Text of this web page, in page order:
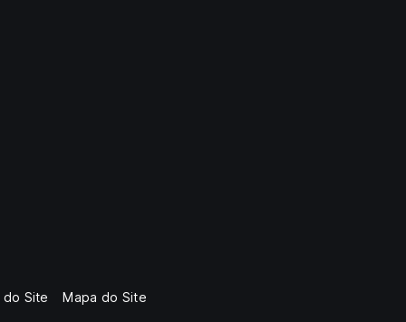
Site Mapa do Site